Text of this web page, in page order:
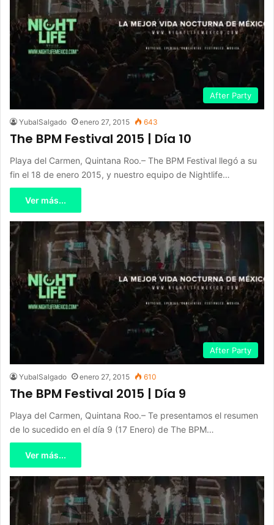
After Party
YubalSalgado enero 27, 2015 643
The BPM Festival 2015 | Día 10
Playa del Carmen, Quintana Roo.– The BPM Festival llegó a su
fin el 18 de enero 2015, y nuestro equipo de Nightlife…
Ver más...
After Party
YubalSalgado enero 27, 2015 610
The BPM Festival 2015 | Día 9
Playa del Carmen, Quintana Roo.– Te presentamos el resumen
de lo sucedido en el día 9 (17 Enero) de The BPM…
Ver más...